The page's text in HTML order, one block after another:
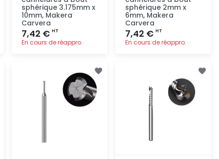
sphérique 3.175mm x
10mm, Makera
Carvera
7,42 €HT
En cours de réappro.
rapide
sphérique 2mm x
6mm, Makera
Carvera
7,42 €HT
En cours de réappro.